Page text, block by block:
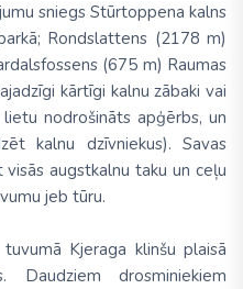
sniegs Stūrtoppena kalns
Rondslattens (2178 m)
(675 m) Raumas
kārtīgi kalnu zābaki vai
nodrošināts apģērbs, un
kalnu dzīvniekus). Savas
augstkalnu taku un ceļu
jeb tūru.
Kjeraga klinšu plaisā
Daudziem drosminiekiem